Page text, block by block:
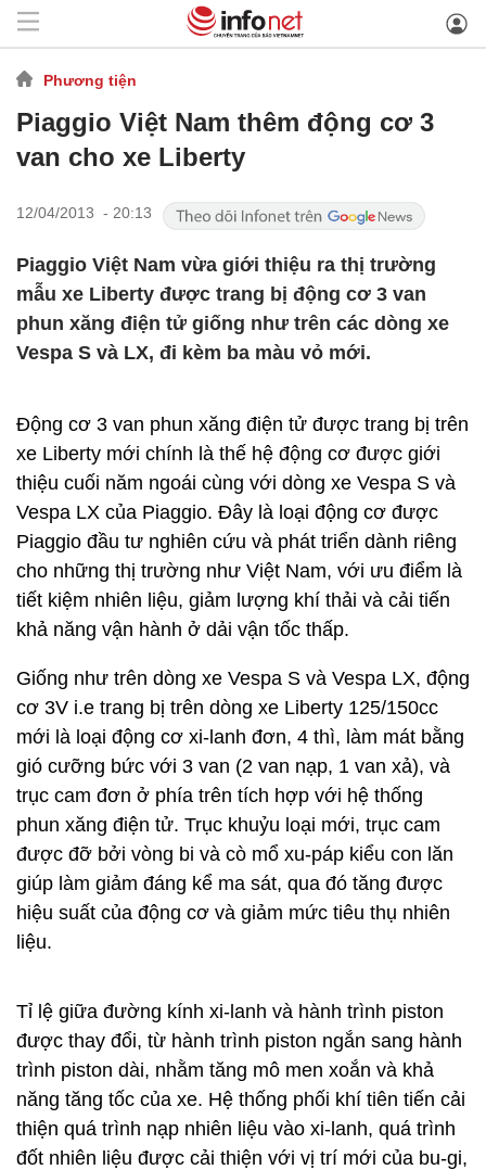
Phương tiện
Piaggio Việt Nam thêm động cơ 3
van cho xe Liberty
12/04/2013 - 20:13
Piaggio Việt Nam vừa giới thiệu ra thị trường
mẫu xe Liberty được trang bị động cơ 3 van
phun xăng điện tử giống như trên các dòng xe
Vespa S và LX, đi kèm ba màu vỏ mới.
Động cơ 3 van phun xăng điện tử được trang bị trên
xe Liberty mới chính là thế hệ động cơ được giới
thiệu cuối năm ngoái cùng với dòng xe Vespa S và
Vespa LX của Piaggio. Đây là loại động cơ được
Piaggio đầu tư nghiên cứu và phát triển dành riêng
cho những thị trường như Việt Nam, với ưu điểm là
tiết kiệm nhiên liệu, giảm lượng khí thải và cải tiến
khả năng vận hành ở dải vận tốc thấp.
Giống như trên dòng xe Vespa S và Vespa LX, động
cơ 3V i.e trang bị trên dòng xe Liberty 125/150cc
mới là loại động cơ xi-lanh đơn, 4 thì, làm mát bằng
gió cưỡng bức với 3 van (2 van nạp, 1 van xả), và
trục cam đơn ở phía trên tích hợp với hệ thống
phun xăng điện tử. Trục khuỷu loại mới, trục cam
được đỡ bởi vòng bi và cò mổ xu-páp kiểu con lăn
giúp làm giảm đáng kể ma sát, qua đó tăng được
hiệu suất của động cơ và giảm mức tiêu thụ nhiên
liệu.
Tỉ lệ giữa đường kính xi-lanh và hành trình piston
được thay đổi, từ hành trình piston ngắn sang hành
trình piston dài, nhằm tăng mô men xoắn và khả
năng tăng tốc của xe. Hệ thống phối khí tiên tiến cải
thiện quá trình nạp nhiên liệu vào xi-lanh, quá trình
đốt nhiên liệu được cải thiện với vị trí mới của bu-gi,